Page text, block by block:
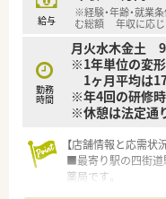
■「くるみんマーク
する制度を推進して
■薬剤師だけでなく
医療を支えています
■研修認定薬剤師
力を注いでいます。
給与
※経験・年齢・就業
む総額 年収に応じ
勤務
時間
月火水木金土 9
※1年単位の変
1ヶ月平均は
※年4回の研修
※休憩は法定通
【店舗情報と応需状
■最寄り駅の四街道
薬局です。